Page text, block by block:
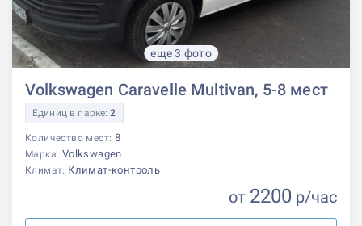
еще 3 фото
Volkswagen Caravelle Multivan, 5-8 мест
Единиц в парке:2
Количество мест: 8
Марка: Volkswagen
Климат: Климат-контроль
от 2200 р/час